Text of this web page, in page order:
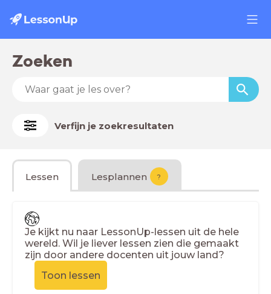
Zoeken
Verfijn je zoekresultaten
Lessen Lesplannen ?
Je kijkt nu naar LessonUp-lessen uit de hele
wereld. Wil je liever lessen zien die gemaakt
zijn door andere docenten uit jouw land?
Toon lessen